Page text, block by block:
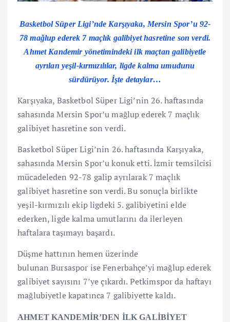
Basketbol Süper Ligi’nde Karşıyaka, Mersin Spor’u 92-
78 mağlup ederek 7 maçlık galibiyet hasretine son verdi.
Ahmet Kandemir yönetimindeki ilk maçtan galibiyetle
ayrılan yeşil-kırmızılılar, ligde kalma umudunu
sürdürüyor. İşte detaylar…
Karşıyaka, Basketbol Süper Ligi’nin 26. haftasında
sahasında Mersin Spor’u mağlup ederek 7 maçlık
galibiyet hasretine son verdi.
Basketbol Süper Ligi’nin 26. haftasında Karşıyaka,
sahasında Mersin Spor’u konuk etti. İzmir temsilcisi
mücadeleden 92-78 galip ayrılarak 7 maçlık
galibiyet hasretine son verdi. Bu sonuçla birlikte
yeşil-kırmızılı ekip ligdeki 5. galibiyetini elde
ederken, ligde kalma umutlarını da ilerleyen
haftalara taşımayı başardı.
Düşme hattının hemen üzerinde
bulunan Bursaspor ise Fenerbahçe’yi mağlup ederek
galibiyet sayısını 7’ye çıkardı. Petkimspor da haftayı
mağlubiyetle kapatınca 7 galibiyette kaldı.
AHMET KANDEMİR’DEN İLK GALİBİYET